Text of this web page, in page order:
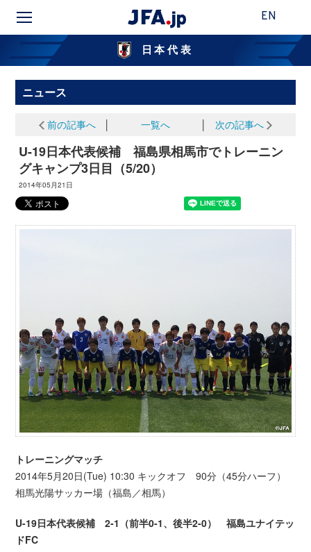
EN
日本代表
ニュース
前の記事へ 一覧へ 次の記事へ
U-19日本代表候補 福島県相馬市でトレーニン
グキャンプ3日目（5/20）
2014年05月21日
トレーニングマッチ
2014年5月20日(Tue) 10:30 キックオフ 90分（45分ハーフ）
相馬光陽サッカー場（福島／相馬）
U-19日本代表候補 2-1（前半0-1、後半2-0） 福島ユナイテッ
ドFC